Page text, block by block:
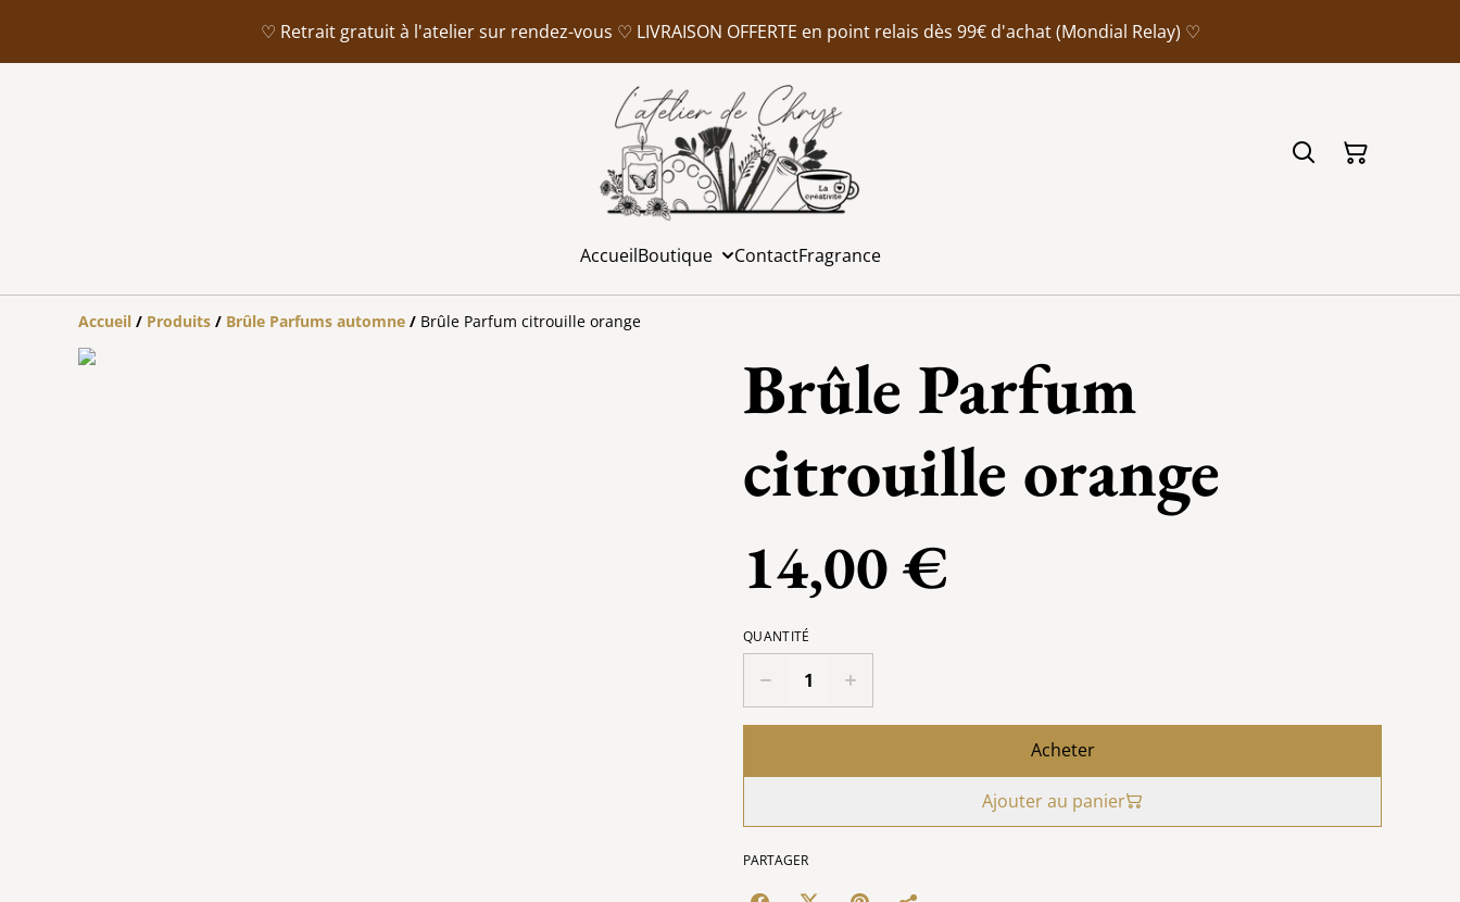
♡ Retrait gratuit à l'atelier sur rendez-vous ♡ LIVRAISON OFFERTE en point relais dès 99€ d'achat (Mondial Relay) ♡
AccueilBoutique ContactFragrance
Accueil / Produits / Brûle Parfums automne / Brûle Parfum citrouille orange
Brûle Parfum
citrouille orange
14,00 €
QUANTITÉ
Acheter
Ajouter au panier
PARTAGER